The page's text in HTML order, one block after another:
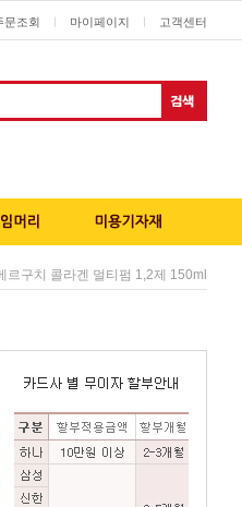
문조회 마이페이지 고객센터
르구치 콜라겐 멀티펌 1,2제 150ml